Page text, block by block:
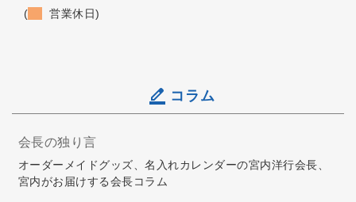
( 営業休日)
コラム
会長の独り言
オーダーメイドグッズ、名入れカレンダーの宮内洋行会長、
宮内がお届けする会長コラム